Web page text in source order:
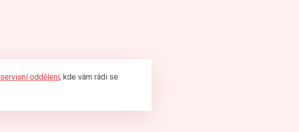
servisní oddělení, kde vám rádi se